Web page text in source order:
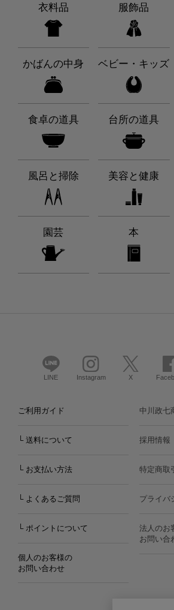
衣料品 服飾品
かばんの中身 ベビー・キッズ
食卓の道具 台所の道具
風呂と掃除 美容と健康
園芸 本
LINE Instagram X
ご利用ガイド
└ 送料について
└ お支払い方法
└ よくあるご質問
└ ポイントについて
個人のお客様の
お問い合わせ
中川政七
採用情報
特定商取
プライバ
法人のお
お問い合